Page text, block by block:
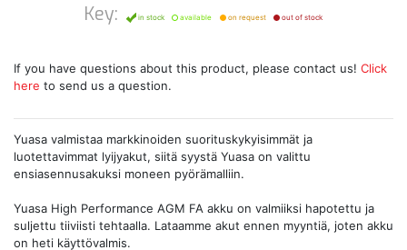
Key: in stock available on request out of stock
If you have questions about this product, please contact us! Click
here to send us a question.
Yuasa valmistaa markkinoiden suorituskykyisimmät ja
luotettavimmat lyijyakut, siitä syystä Yuasa on valittu
ensiasennusakuksi moneen pyörämalliin.
Yuasa High Performance AGM FA akku on valmiiksi hapotettu ja
suljettu tiiviisti tehtaalla. Lataamme akut ennen myyntiä, joten akku
on heti käyttövalmis.